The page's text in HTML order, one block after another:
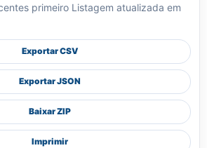
primeiro Listagem atualizada em
Exportar CSV
Exportar JSON
Baixar ZIP
Imprimir